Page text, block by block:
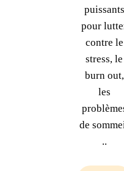
puissants
pour
contre le
stress, le
burn out,
les
de
..